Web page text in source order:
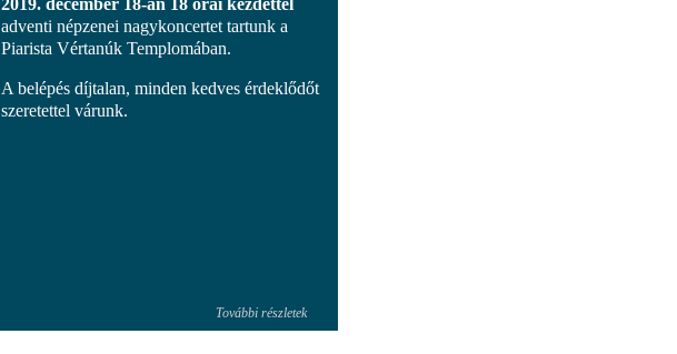
adventi népzenei nagykoncertet tartunk a
Piarista Vértanúk Templomában.
A belépés díjtalan, minden kedves érdeklődőt
szeretettel várunk.
További részletek